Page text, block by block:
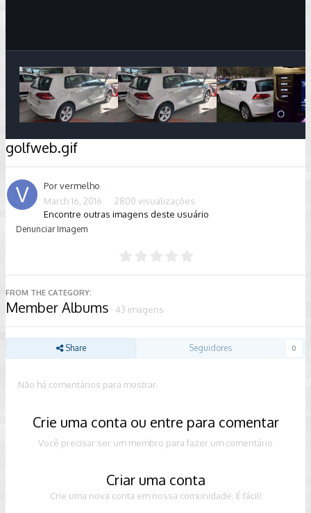
golfweb.gif
Porvermelho
March 16, 2016
2800 visualizações
Encontre outras imagens deste usuário
Denunciar Imagem
FROM THE CATEGORY:
Member Albums · 43 imagens
Share Seguidores 0
Não há comentários para mostrar.
Crie uma conta ou entre para comentar
Você precisar ser um membro para fazer um comentário
Criar uma conta
Crie uma nova conta em nossa comunidade. É fácil!